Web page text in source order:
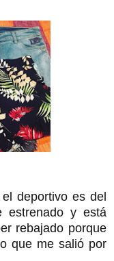
deportivo es del
estrenado y está
rebajado porque
que me salió por